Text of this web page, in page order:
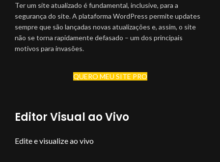
Ter um site atualizado é fundamental, inclusive, para a
segurança do site. A plataforma WordPress permite updates
sempre que são lançadas novas atualizações e, assim, o site
não se torna rapidamente defasado – um dos principais
motivos para invasões.
QUERO MEU SITE PRO
Editor Visual ao Vivo
Edite e visualize ao vivo